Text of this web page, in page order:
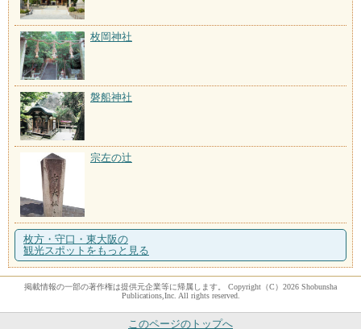
枚岡神社
磐船神社
宗左の辻
枚方・守口・東大阪の
観光スポットをもっと見る
掲載情報の一部の著作権は提供元企業等に帰属します。 Copyright（C）2026 Shobunsha
Publications,Inc. All rights reserved.
このページのトップへ